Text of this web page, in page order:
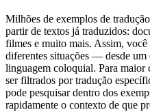
Milhões de exemplos de
partir de textos já traduzidos:
filmes e muito mais. Assim,
diferentes situações — desde
linguagem coloquial. Para maior
ser filtrados por tradução
pode pesquisar dentro dos
rapidamente o contexto de que